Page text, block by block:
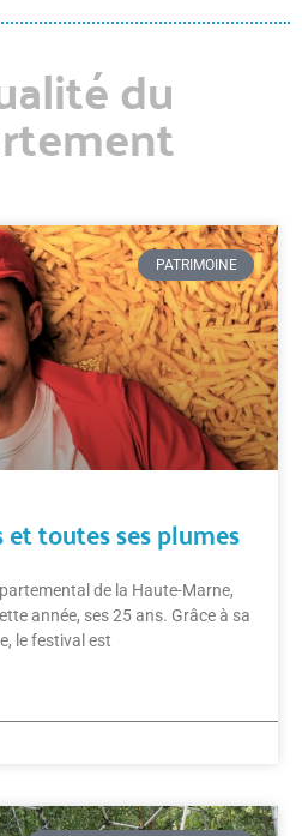
du
PATRIMOINE
et toutes ses plumes
de la Haute-Marne,
année, ses 25 ans. Grâce à sa
le festival est